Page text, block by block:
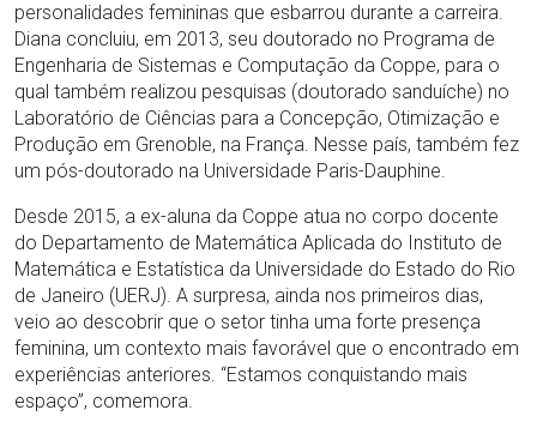
personalidades femininas que esbarrou durante a carreira.
Diana concluiu, em 2013, seu doutorado no Programa de
Engenharia de Sistemas e Computação da Coppe, para o
qual também realizou pesquisas (doutorado sanduíche) no
Laboratório de Ciências para a Concepção, Otimização e
Produção em Grenoble, na França. Nesse país, também fez
um pós-doutorado na Universidade Paris-Dauphine.
Desde 2015, a ex-aluna da Coppe atua no corpo docente
do Departamento de Matemática Aplicada do Instituto de
Matemática e Estatística da Universidade do Estado do Rio
de Janeiro (UERJ). A surpresa, ainda nos primeiros dias,
veio ao descobrir que o setor tinha uma forte presença
feminina, um contexto mais favorável que o encontrado em
experiências anteriores. “Estamos conquistando mais
espaço”, comemora.